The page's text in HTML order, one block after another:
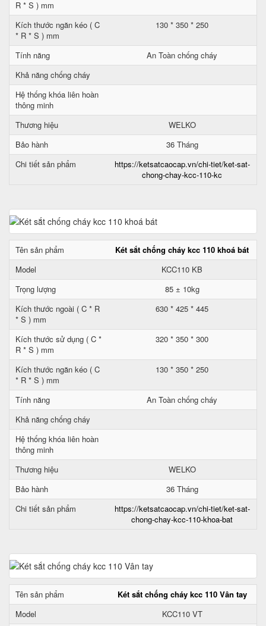
R * S ) mm
Kích thước ngăn kéo ( C
* R * S ) mm
130 * 350 * 250
Tính năng
An Toàn chống cháy
Khả năng chống cháy
Hệ thống khóa liên hoàn
thông minh
Thương hiệu
WELKO
Bảo hành
36 Tháng
Chi tiết sản phẩm
https://ketsatcaocap.vn/chi-tiet/ket-sat-
chong-chay-kcc-110-kc
Tên sản phẩm
Két sắt chống cháy kcc 110 khoá bát
Model
KCC110 KB
Trọng lượng
85 ± 10kg
Kích thước ngoài ( C * R
* S ) mm
630 * 425 * 445
Kích thước sử dụng ( C *
R * S ) mm
320 * 350 * 300
Kích thước ngăn kéo ( C
* R * S ) mm
130 * 350 * 250
Tính năng
An Toàn chống cháy
Khả năng chống cháy
Hệ thống khóa liên hoàn
thông minh
Thương hiệu
WELKO
Bảo hành
36 Tháng
Chi tiết sản phẩm
https://ketsatcaocap.vn/chi-tiet/ket-sat-
chong-chay-kcc-110-khoa-bat
Tên sản phẩm
Két sắt chống cháy kcc 110 Vân tay
Model
KCC110 VT